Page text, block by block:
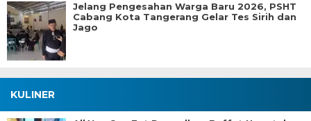
Jelang Pengesahan Warga Baru 2026, PSHT
Cabang Kota Tangerang Gelar Tes Sirih dan
Jago
KULINER